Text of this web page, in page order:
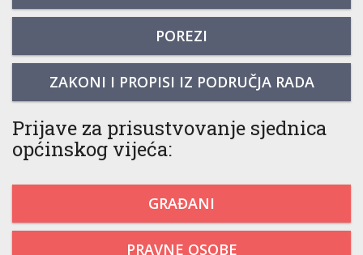
POREZI
ZAKONI I PROPISI IZ PODRUČJA RADA
Prijave za prisustvovanje sjednica
općinskog vijeća:
GRAĐANI
PRAVNE OSOBE